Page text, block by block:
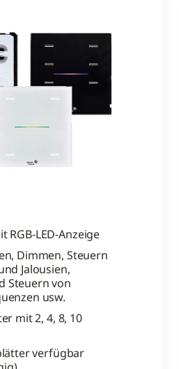
RGB-LED-Anzeige
Dimmen, Steuern
Jalousien,
Steuern von
usw.
mit 2, 4, 8, 10
verfügbar